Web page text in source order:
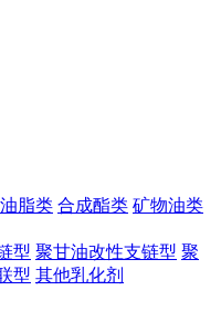
脂类 合成酯类 矿物油类
型 聚甘油改性支链型 聚
型 其他乳化剂